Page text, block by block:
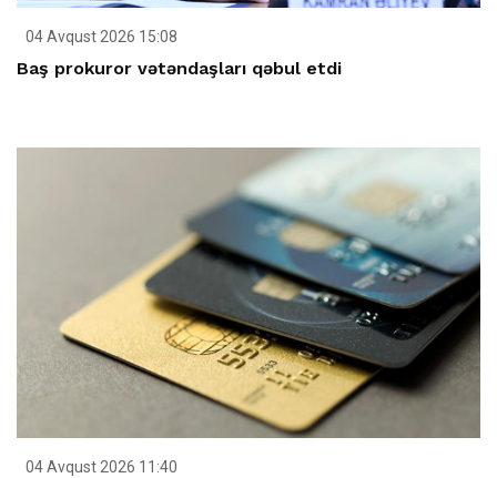
04 Avqust 2026 15:08
Baş prokuror vətəndaşları qəbul etdi
04 Avqust 2026 11:40